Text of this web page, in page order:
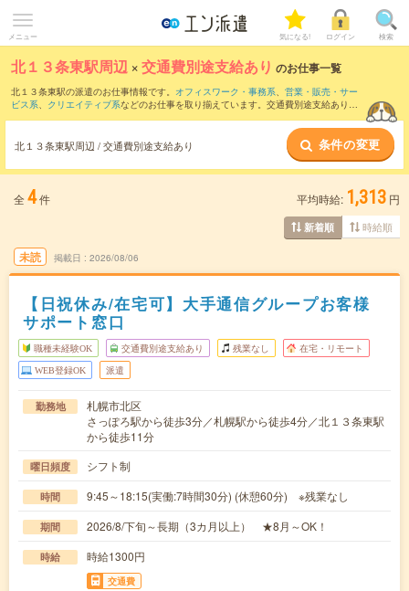
メニュー 気になる! ログイン 検索
北１３条東駅周辺 ×交通費別途支給あり のお仕事一覧
北１３条東駅の派遣のお仕事情報です。 オフィスワーク・事務系、 営業・販売・サー
ビス系、 クリエイティブ系などのお仕事を取り揃えています。交通費別途支給ありの
北１３条東駅周辺 / 交通費別途支給あり 条件の変更
全 4件 平均時給: 1,313 円
新着順 時給順
未読 掲載日 2026/08/06
【日祝休み/在宅可】大手通信グループお客様
サポート窓口
職種未経験OK 交通費別途支給あり 残業なし 在宅・リモート
WEB登録OK 派遣
勤務地
札幌市北区
さっぽろ駅から徒歩3分／札幌駅から徒歩4分／北１３条東駅
から徒歩11分
曜日頻度 シフト制
時間 9:45～18:15(実働:7時間30分) (休憩60分) ※残業なし
期間 2026/8/下旬～長期（3カ月以上） ★8月～OK！
時給 時給1300円
交通費